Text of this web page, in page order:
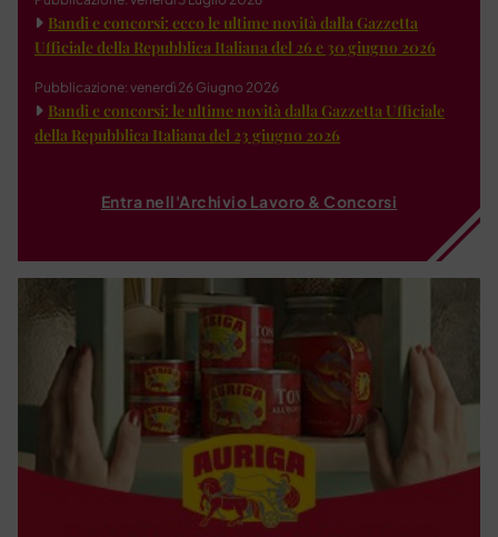
Bandi e concorsi: ecco le ultime novità dalla Gazzetta
Ufficiale della Repubblica Italiana del 26 e 30 giugno 2026
Pubblicazione: venerdì 26 Giugno 2026
Bandi e concorsi: le ultime novità dalla Gazzetta Ufficiale
della Repubblica Italiana del 23 giugno 2026
Entra nell'Archivio Lavoro & Concorsi